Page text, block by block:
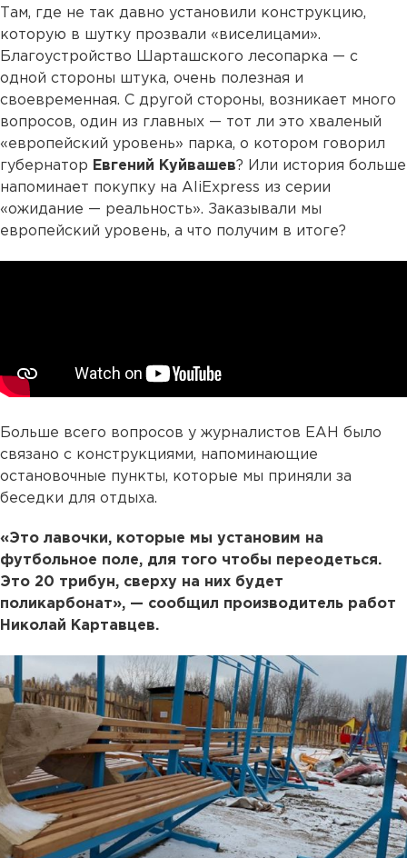
Там, где не так давно установили конструкцию,
которую в шутку прозвали «виселицами».
Благоустройство Шарташского лесопарка — с
одной стороны штука, очень полезная и
своевременная. С другой стороны, возникает много
вопросов, один из главных — тот ли это хваленый
«европейский уровень» парка, о котором говорил
губернатор Евгений Куйвашев? Или история больше
напоминает покупку на AliExpress из серии
«ожидание — реальность». Заказывали мы
европейский уровень, а что получим в итоге?
Больше всего вопросов у журналистов ЕАН было
связано с конструкциями, напоминающие
остановочные пункты, которые мы приняли за
беседки для отдыха.
«Это лавочки, которые мы установим на
футбольное поле, для того чтобы переодеться.
Это 20 трибун, сверху на них будет
поликарбонат», — сообщил производитель работ
Николай Картавцев.